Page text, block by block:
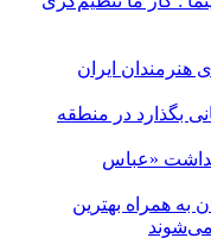
هنرمندان ایران
بگذارد در منطقه
«عباس
همراه بهترین